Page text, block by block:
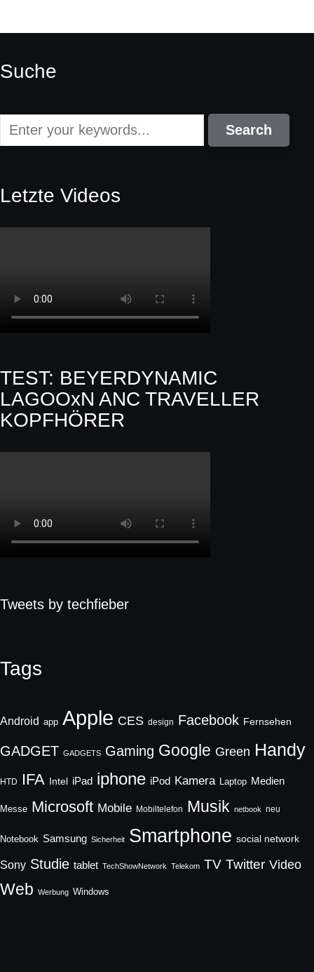
Suche
Letzte Videos
TEST: BEYERDYNAMIC
LAGOOxN ANC TRAVELLER
KOPFHÖRER
Tweets by techfieber
Tags
Android app Apple CES design Facebook Fernsehen
GADGET GADGETS Gaming Google Green Handy
HTD IFA Intel iPad iphone iPod Kamera Laptop Medien
Messe Microsoft Mobile Mobiltelefon Musik netbook neu
Notebook Samsung Sicherheit Smartphone social network
Sony Studie tablet TechShowNetwork Telekom TV Twitter Video
Web Werbung Windows